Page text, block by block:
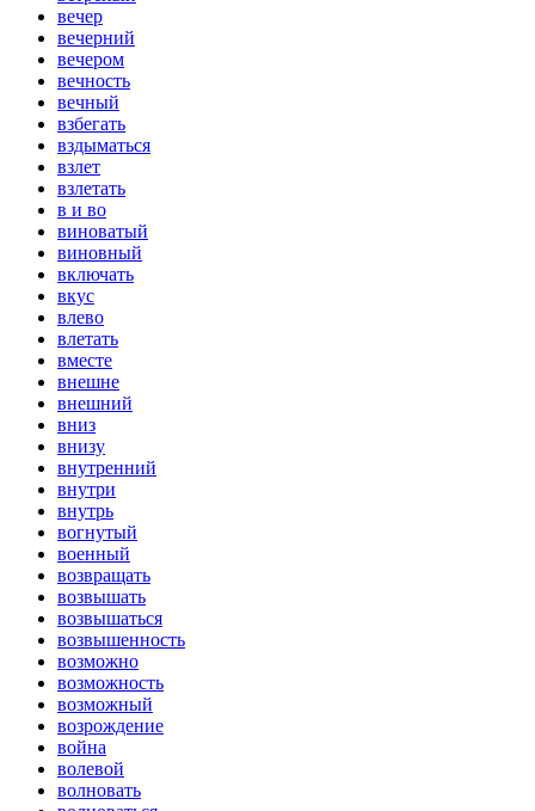
вечер
вечерний
вечером
вечность
вечный
взбегать
вздыматься
взлет
взлетать
в и во
виноватый
виновный
включать
вкус
влево
влетать
вместе
внешне
внешний
вниз
внизу
внутренний
внутри
внутрь
вогнутый
военный
возвращать
возвышать
возвышаться
возвышенность
возможно
возможность
возможный
возрождение
война
волевой
волновать